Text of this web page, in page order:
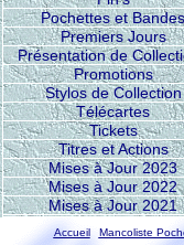
Pochettes et Bandes
Premiers Jours
Présentation de
Promotions
Stylos de Collection
Télécartes
Tickets
Titres et Actions
Mises à Jour 2023
Mises à Jour 2022
Mises à Jour 2021
Accueil Mancoliste